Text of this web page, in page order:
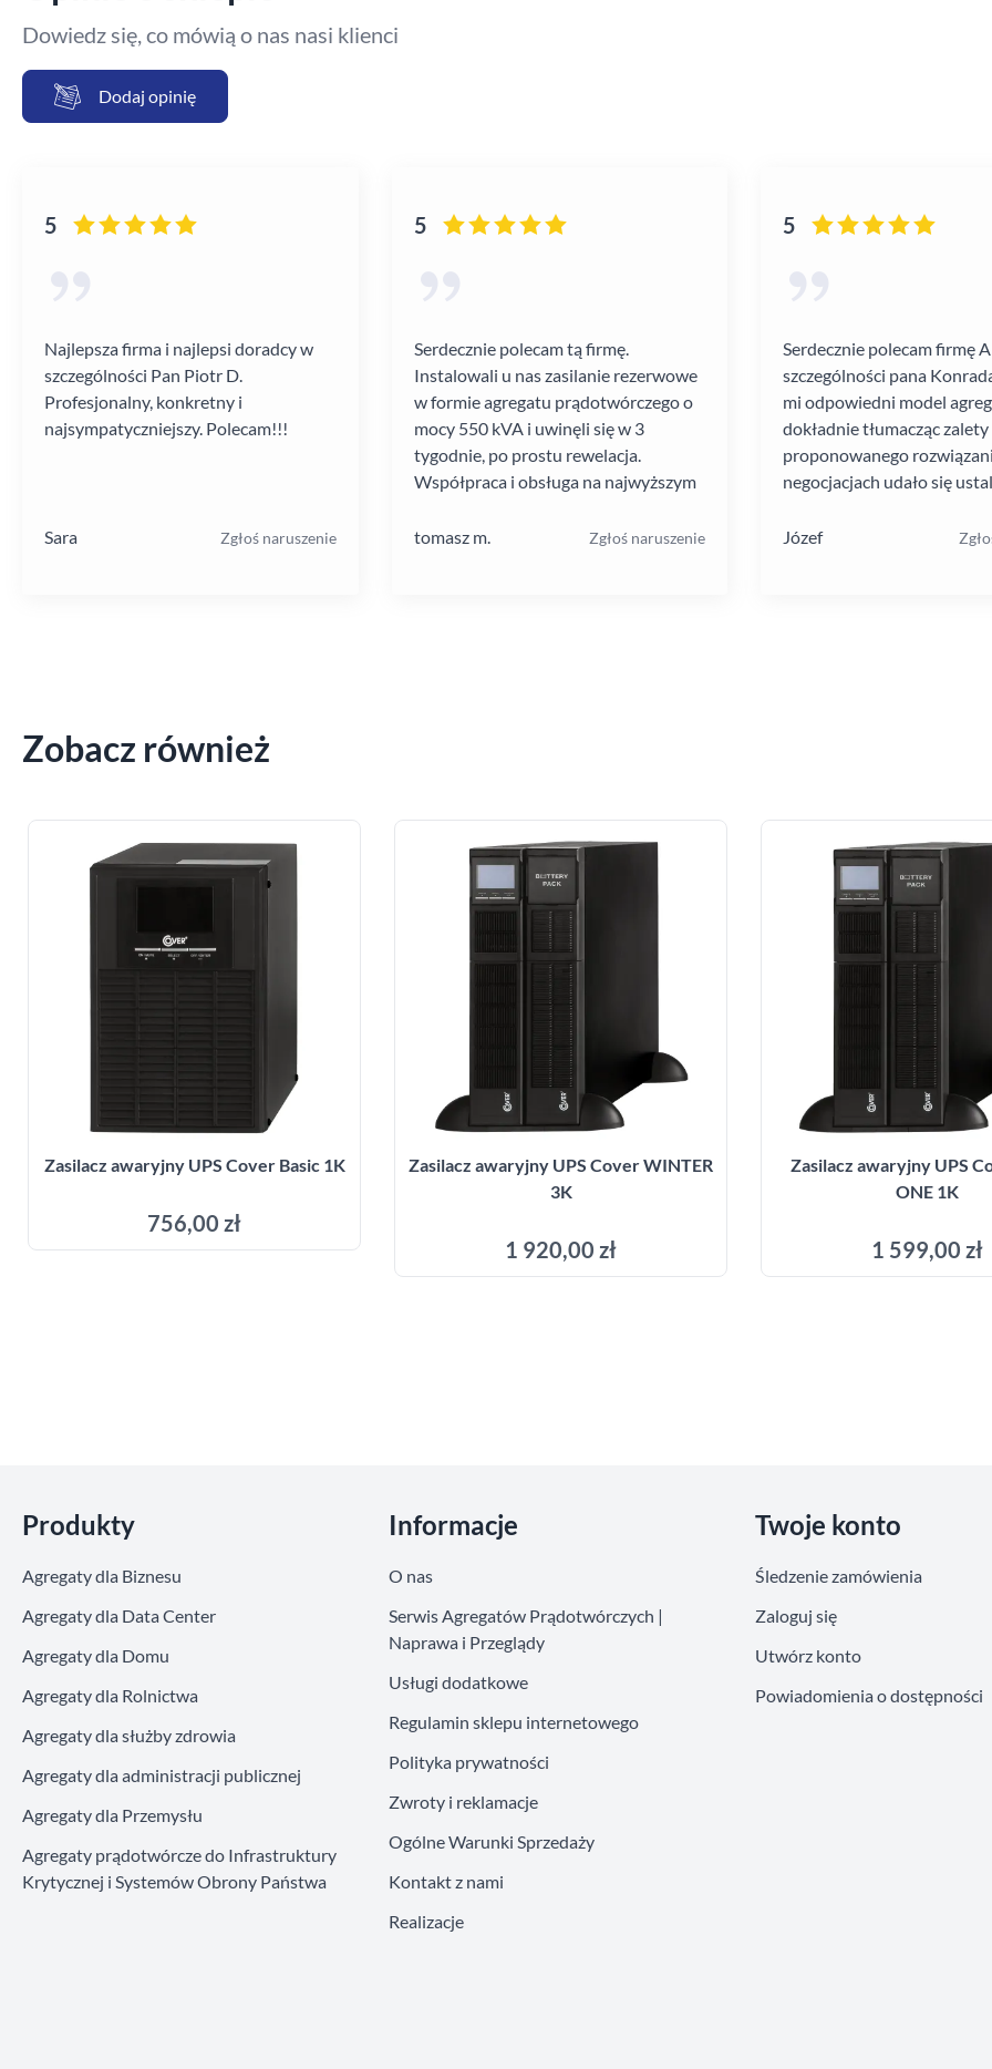
Dowiedz się, co mówią o nas nasi klienci
Dodaj opinię
5
Najlepsza firma i najlepsi doradcy w
szczególności Pan Piotr D.
Profesjonalny, konkretny i
najsympatyczniejszy. Polecam!!!
Sara Zgłoś naruszenie
5
Serdecznie polecam tą firmę.
Instalowali u nas zasilanie rezerwowe
w formie agregatu prądotwórczego o
mocy 550 kVA i uwinęli się w 3
tygodnie, po prostu rewelacja.
Współpraca i obsługa na najwyższym
tomasz m.
Zgłoś naruszenie
5
Serdecznie polecam firmę
szczególności pana
mi odpowiedni model
dokładnie tłumacząc zalety
proponowanego
negocjacjach udało się
szybko i schludnie.
Józef
Zobacz również
Zasilacz awaryjny UPS Cover Basic 1K
756,00 zł
Zasilacz awaryjny UPS Cover WINTER
3K
1 920,00 zł
Zasilacz awaryjny UPS
ONE 1K
1 599,00 zł
Produkty
Agregaty dla Biznesu
Agregaty dla Data Center
Agregaty dla Domu
Agregaty dla Rolnictwa
Agregaty dla służby zdrowia
Agregaty dla administracji publicznej
Agregaty dla Przemysłu
Agregaty prądotwórcze do Infrastruktury
Krytycznej i Systemów Obrony Państwa
Informacje
O nas
Serwis Agregatów Prądotwórczych |
Naprawa i Przeglądy
Usługi dodatkowe
Regulamin sklepu internetowego
Polityka prywatności
Zwroty i reklamacje
Ogólne Warunki Sprzedaży
Kontakt z nami
Realizacje
Twoje konto
Śledzenie zamówienia
Zaloguj się
Utwórz konto
Powiadomienia o dostępności